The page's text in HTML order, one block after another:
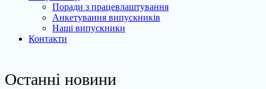
Поради з працевлаштування
Анкетування випускників
Наші випускники
Контакти
Останні новини